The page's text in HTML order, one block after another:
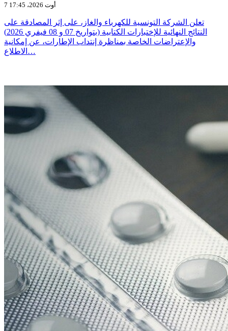
7 أوت 2026، 17:45
تعلن الشركة التونسية للكهرباء والغاز، على إثر المصادقة على
النتائج النهائية للإختبارات الكتابية (بتواريخ 07 و 08 فيفري 2026)
والإعتراضات الخاصة بمناظرة إنتداب الإطارات، عن إمكانية
الاطلاع…